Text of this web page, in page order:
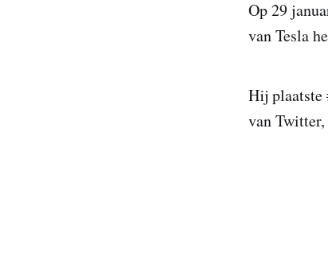
Op 29
van Tesla
Hij plaatste
van